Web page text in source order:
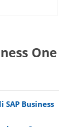
One
Business